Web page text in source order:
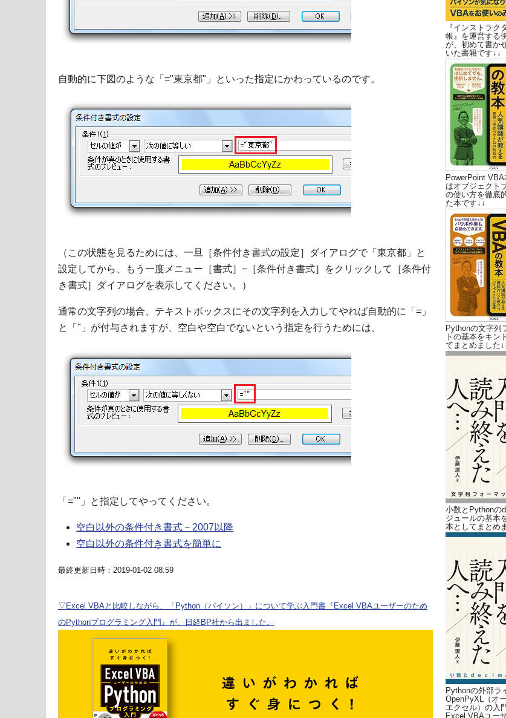
自動的に下図のような「="東京都"」といった指定にかわっているのです。
（この状態を見るためには、一旦［条件付き書式の設定］ダイアログで「東京都」と
設定してから、もう一度メニュー［書式］−［条件付き書式］をクリックして［条件付
き書式］ダイアログを表示してください。）
通常の文字列の場合、テキストボックスにその文字列を入力してやれば自動的に「=」
と「"」が付与されますが、空白や空白でないという指定を行うためには、
「=""」と指定してやってください。
空白以外の条件付き書式－2007以降
空白以外の条件付き書式を簡単に
最終更新日時：2019-01-02 08:59
▽Excel VBAと比較しながら、「Python（パイソン）」について学ぶ入門書『Excel VBAユーザーのため
のPythonプログラミング入門』が、日経BP社から出ました。
『インストラク
帳』を運営する
が、初めて書か
いた書籍です↓↓
PowerPoint
はオブジェクト
の使い方を徹底
た本です↓↓
Pythonの文字列
トの基本をキン
てまとめました
小数とPythonの
ジュールの基本
本としてまとめ
Pythonの外部ラ
OpenPyXL（オ
エクセル）の入
Excel VBAユー